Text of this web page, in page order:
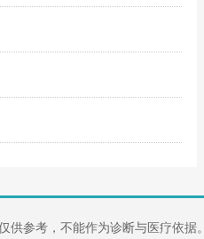
参考，不能作为诊断与医疗依据。